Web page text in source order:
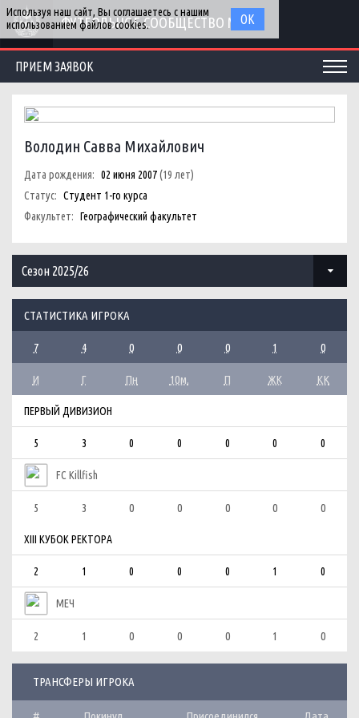
ФУТБОЛЬНОЕ СООБЩЕСТВО МГУ
ПРИЕМ ЗАЯВОК
Володин Савва Михайлович
Дата рождения: 02 июня 2007(19 лет)
Статус: Студент 1-го курса
Факультет: Географический факультет
Сезон 2025/26
СТАТИСТИКА ИГРОКА
7 4 0 0 0 1 0
И Г Пн 10м. П ЖК КК
ПЕРВЫЙ ДИВИЗИОН
5 3 0 0 0 0 0
FC Killfish
5 3 0 0 0 0 0
XIII КУБОК РЕКТОРА
2 1 0 0 0 1 0
МЕЧ
2 1 0 0 0 1 0
ТРАНСФЕРЫ ИГРОКА
Используя наш сайт, Вы соглашаетесь с нашим
использованием файлов cookies.
ОК